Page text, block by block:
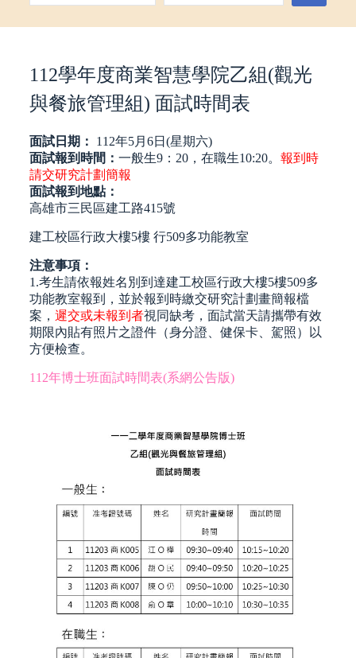
112學年度商業智慧學院乙組(觀光
與餐旅管理組) 面試時間表
面試日期：
112年5月6日(星期六)
面試報到時間： 一般生9：20，在職生10:20。 報到時
請交研究計劃簡報
面試報到地點：
高雄市三民區建工路415號
建工校區行政大樓5樓 行509多功能教室
注意事項：
1.考生請依報姓名別到達建工校區行政大樓5樓509多
功能教室報到，並於報到時繳交研究計劃畫簡報檔
案， 遲交或未報到者視同缺考，面試當天請攜帶有效
期限內貼有照片之證件（身分證、健保卡、駕照）以
方便檢查。
112年博士班面試時間表(系網公告版)